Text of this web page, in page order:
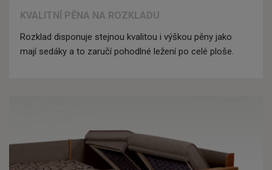
KVALITNÍ PĚNA NA ROZKLADU
Rozklad disponuje stejnou kvalitou i výškou pěny jako
mají sedáky a to zaručí pohodlné ležení po celé ploše.